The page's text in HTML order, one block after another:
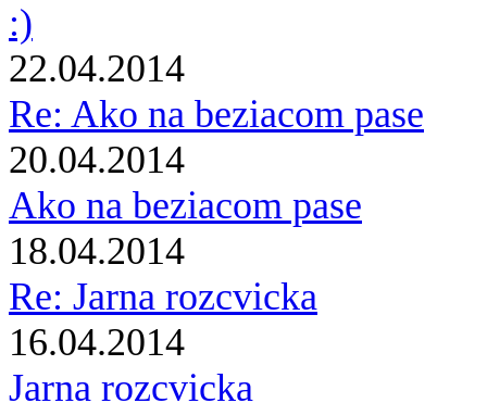
:)
22.04.2014
Re: Ako na beziacom pase
20.04.2014
Ako na beziacom pase
18.04.2014
Re: Jarna rozcvicka
16.04.2014
Jarna rozcvicka